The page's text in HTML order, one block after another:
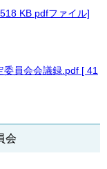
KB pdfファイル]
員会会議録.pdf [ 41
会